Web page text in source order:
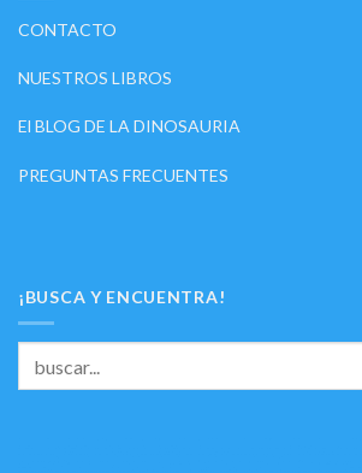
CONTACTO
NUESTROS LIBROS
El BLOG DE LA DINOSAURIA
PREGUNTAS FRECUENTES
¡BUSCA Y ENCUENTRA!